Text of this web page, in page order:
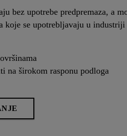
bez upotrebe predpremaza, a
koje se upotrebljavaju u industriji
na širokom rasponu podloga